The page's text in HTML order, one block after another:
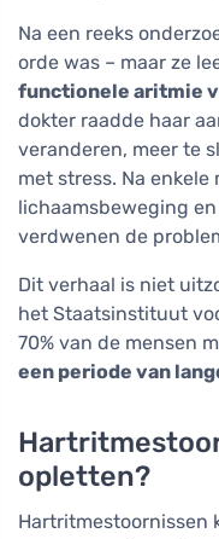
Na een reeks
orde was – maar ze
functionele aritmie
dokter raadde haar
veranderen, meer te
met stress. Na
lichaamsbeweging
verdwenen de
Dit verhaal is niet
het Staatsinstituut
70% van de mensen
een periode van
opletten?
Hartritmestoornissen